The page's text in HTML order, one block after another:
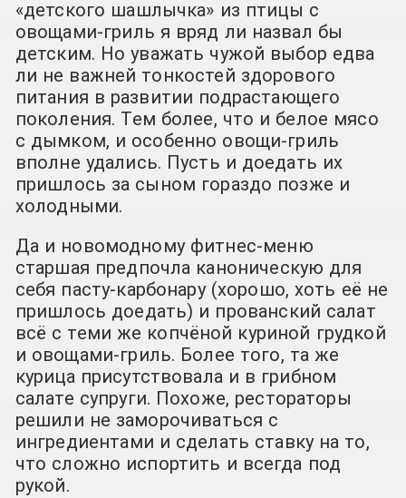
«детского шашлычка» из птицы с
овощами-гриль я вряд ли назвал бы
детским. Но уважать чужой выбор едва
ли не важней тонкостей здорового
питания в развитии подрастающего
поколения. Тем более, что и белое мясо
с дымком, и особенно овощи-гриль
вполне удались. Пусть и доедать их
пришлось за сыном гораздо позже и
холодными.
Да и новомодному фитнес-меню
старшая предпочла каноническую для
себя пасту-карбонару (хорошо, хоть её не
пришлось доедать) и прованский салат
всё с теми же копчёной куриной грудкой
и овощами-гриль. Более того, та же
курица присутствовала и в грибном
салате супруги. Похоже, рестораторы
решили не заморочиваться с
ингредиентами и сделать ставку на то,
что сложно испортить и всегда под
рукой.